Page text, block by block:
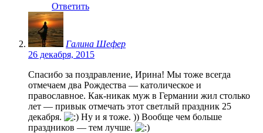
Ответить
Галина Шефер
26 декабря, 2015
Спасибо за поздравление, Ирина! Мы тоже всегда
отмечаем два Рождества — католическое и
православное. Как-никак муж в Германии жил столько
лет — привык отмечать этот светлый праздник 25
декабря.
Ну и я тоже. )) Вообще чем больше
праздников — тем лучше.